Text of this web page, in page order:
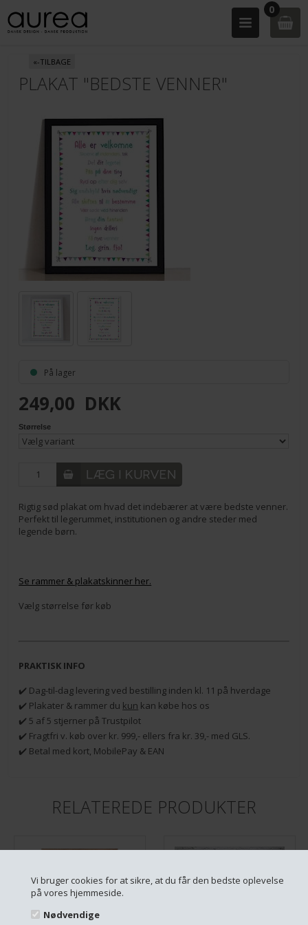
Vi bruger cookies for at sikre, at du får den bedste oplevelse
på vores hjemmeside.
Nødvendige
0
«-TILBAGE
PLAKAT "BEDSTE VENNER"
På lager
249,00 DKK
Størrelse
Rigtig sød plakat om hvad det indebærer at være bedste venner.
Perfekt til legerummet, institutionen og andre steder med
legende børn.
Se rammer & plakatskinner her.
Vælg størrelse før køb
PRAKTISK INFO
✔️ Dag-til-dag levering ved bestilling inden kl. 11 på hverdage
✔️ Plakater & rammer du kun kan købe hos os
✔️ 5 af 5 stjerner på Trustpilot
✔️ Fragtfri v. køb over kr. 999,- ellers fra kr. 39,- med GLS.
✔️ Betal med kort, MobilePay & EAN
RELATEREDE PRODUKTER